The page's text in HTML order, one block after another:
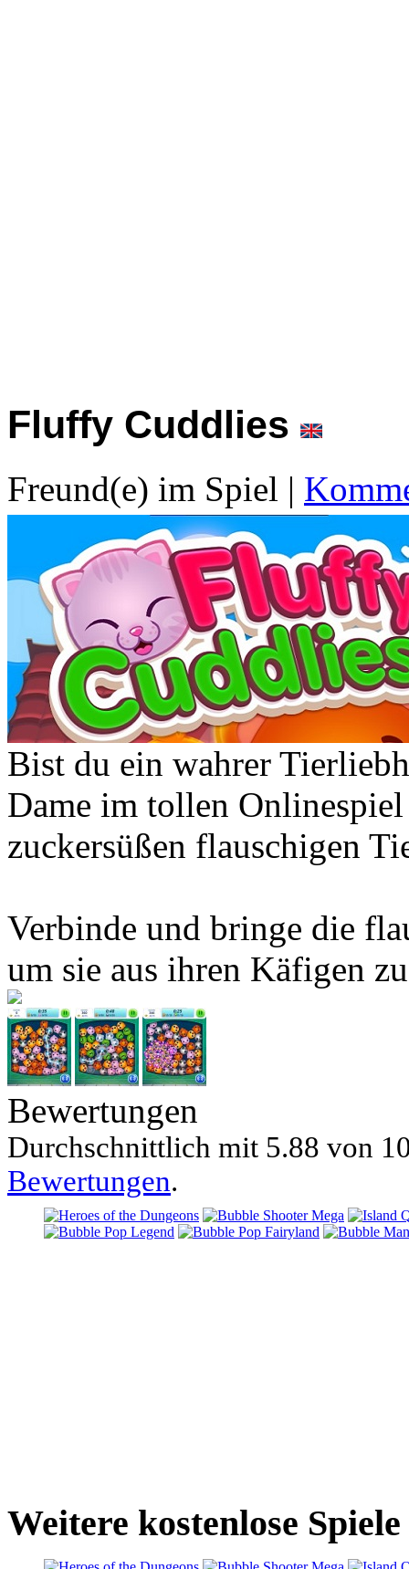
Fluffy Cuddlies
Freund(e) im Spiel |
Bist du ein wahrer
Dame im tollen
zuckersüßen flauschigen
Verbinde und bringe die
um sie aus ihren Käfigen
Bewertungen
Durchschnittlich mit 5.88 von
Bewertungen.
Weitere kostenlose